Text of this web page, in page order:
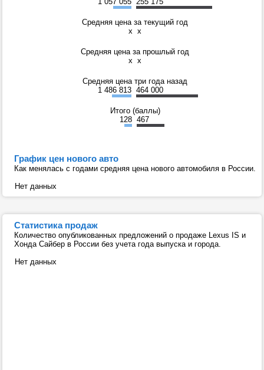
Средняя цена за текущий год
x x
Средняя цена за прошлый год
x x
Средняя цена три года назад
1 486 813 464 000
Итого (баллы)
128 467
График цен нового авто
Как менялась с годами средняя цена нового автомобиля в России.
Нет данных
Статистика продаж
Количество опубликованных предложений о продаже Lexus IS и
Хонда Сайбер в России без учета года выпуска и города.
Нет данных